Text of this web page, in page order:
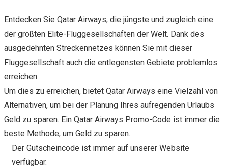
Entdecken Sie Qatar Airways, die jüngste und zugleich eine
der größten Elite-Fluggesellschaften der Welt. Dank des
ausgedehnten Streckennetzes können Sie mit dieser
Fluggesellschaft auch die entlegensten Gebiete problemlos
erreichen.
Um dies zu erreichen, bietet Qatar Airways eine Vielzahl von
Alternativen, um bei der Planung Ihres aufregenden Urlaubs
Geld zu sparen. Ein Qatar Airways Promo-Code ist immer die
beste Methode, um Geld zu sparen.
Der Gutscheincode ist immer auf unserer Website
verfügbar.